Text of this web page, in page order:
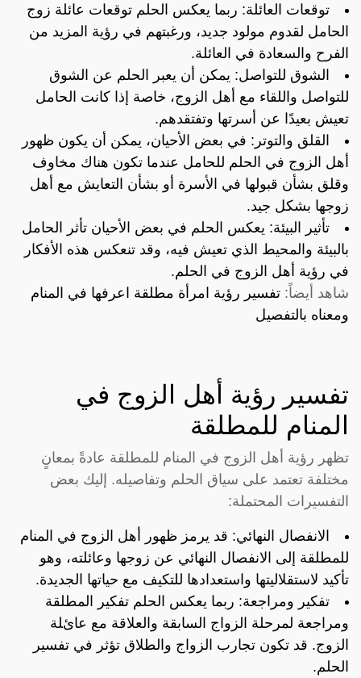
توقعات العائلة: ربما يعكس الحلم توقعات عائلة زوج
الحامل لقدوم مولود جديد، ورغبتهم في رؤية المزيد من
الفرح والسعادة في العائلة.
الشوق للتواصل: يمكن أن يعبر الحلم عن الشوق
للتواصل واللقاء مع أهل الزوج، خاصة إذا كانت الحامل
تعيش بعيدًا عن أسرتها وتفتقدهم.
القلق والتوتر: في بعض الأحيان، يمكن أن يكون ظهور
أهل الزوج في الحلم للحامل عندما تكون هناك مخاوف
وقلق بشأن قبولها في الأسرة أو بشأن التعايش مع أهل
زوجها بشكل جيد.
تأثير البيئة: يعكس الحلم في بعض الأحيان تأثر الحامل
بالبيئة والمحيط الذي تعيش فيه، وقد تنعكس هذه الأفكار
في رؤية أهل الزوج في الحلم.
شاهد أيضاً: تفسير رؤية امرأة مطلقة اعرفها في المنام
ومعناه بالتفصيل
تفسير رؤية أهل الزوج في
المنام للمطلقة
تظهر رؤية أهل الزوج في المنام للمطلقة عادةً بمعانٍ
مختلفة تعتمد على سياق الحلم وتفاصيله. إليك بعض
التفسيرات المحتملة:
الانفصال النهائي: قد يرمز ظهور أهل الزوج في المنام
للمطلقة إلى الانفصال النهائي عن زوجها وعائلته، وهو
تأكيد لاستقلاليتها واستعدادها للتكيف مع حياتها الجديدة.
تفكير ومراجعة: ربما يعكس الحلم تفكير المطلقة
ومراجعة لمرحلة الزواج السابقة والعلاقة مع عائلة
الزوج. قد تكون تجارب الزواج والطلاق تؤثر في تفسير
الحلم.